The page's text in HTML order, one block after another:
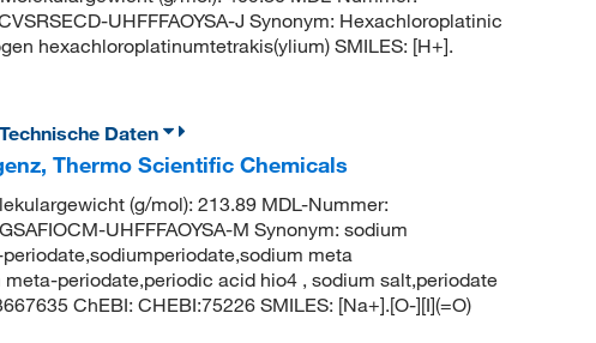
UHFFFAOYSA-J Synonym: Hexachloroplatinic
hexachloroplatinumtetrakis(ylium) SMILES: [H+].
Technische Daten
Thermo Scientific Chemicals
(g/mol): 213.89 MDL-Nummer:
UHFFFAOYSA-M Synonym: sodium
meta
periodate,periodic acid hio4 , sodium salt,periodate
ChEBI: CHEBI:75226 SMILES: [Na+].[O-][I](=O)